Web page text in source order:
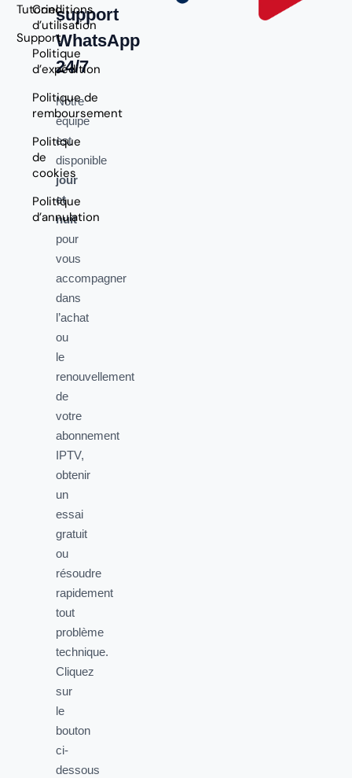
Tutoriel
Support
Conditions
d’utilisation
Politique
d’expédition
Politique de
remboursement
Politique
de
cookies
Politique
d’annulation
support
WhatsApp
24/7
Notre
équipe
est
disponible
jour
et
nuit
pour
vous
accompagner
dans
l’achat
ou
le
renouvellement
de
votre
abonnement
IPTV,
obtenir
un
essai
gratuit
ou
résoudre
rapidement
tout
problème
technique.
Cliquez
sur
le
bouton
ci-
dessous